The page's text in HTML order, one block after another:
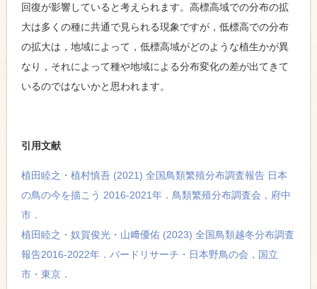
回復が影響していると考えられます。高標高域での分布の拡
大は多くの種に共通で見られる現象ですが，低標高での分布
の拡大は，地域によって，低標高域がどのような植生かが異
なり，それによって種や地域による分布変化の差が出てきて
いるのではないかと思われます。
引用文献
植田睦之・植村慎吾 (2021) 全国鳥類繁殖分布調査報告 日本
の鳥の今を描こう 2016-2021年．鳥類繁殖分布調査会，府中
市．
植田睦之・奴賀俊光・山﨑優佑 (2023) 全国鳥類越冬分布調査
報告2016-2022年．バードリサーチ・日本野鳥の会，国立
市・東京．